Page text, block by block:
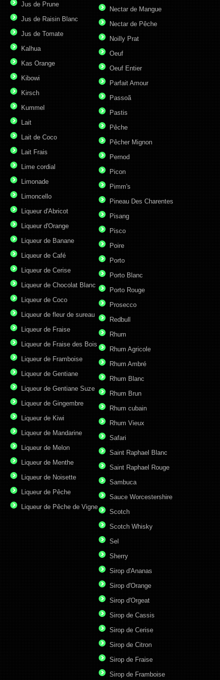
Jus de Prune
Jus de Raisin Blanc
Jus de Tomate
Kalhua
Kas Orange
Kibowi
Kirsch
Kummel
Lait
Lait de Coco
Lait Frais
Lime cordial
Limonade
Limoncello
Liqueur d'Abricot
Liqueur d'Orange
Liqueur de Banane
Liqueur de Café
Liqueur de Cerise
Liqueur de Chocolat Blanc
Liqueur de Coco
Liqueur de fleur de sureau
Liqueur de Fraise
Liqueur de Fraise des Bois
Liqueur de Framboise
Liqueur de Gentiane
Liqueur de Gentiane Suze
Liqueur de Gingembre
Liqueur de Kiwi
Liqueur de Mandarine
Liqueur de Melon
Liqueur de Menthe
Liqueur de Noisette
Liqueur de Pêche
Liqueur de Pêche de Vigne
Nectar de Mangue
Nectar de Pêche
Noilly Prat
Oeuf
Oeuf Entier
Parfait Amour
Passoã
Pastis
Pêche
Pêcher Mignon
Pernod
Picon
Pimm's
Pineau Des Charentes
Pisang
Pisco
Poire
Porto
Porto Blanc
Porto Rouge
Prosecco
Redbull
Rhum
Rhum Agricole
Rhum Ambré
Rhum Blanc
Rhum Brun
Rhum cubain
Rhum Vieux
Safari
Saint Raphael Blanc
Saint Raphael Rouge
Sambuca
Sauce Worcestershire
Scotch
Scotch Whisky
Sel
Sherry
Sirop d'Ananas
Sirop d'Orange
Sirop d'Orgeat
Sirop de Cassis
Sirop de Cerise
Sirop de Citron
Sirop de Fraise
Sirop de Framboise